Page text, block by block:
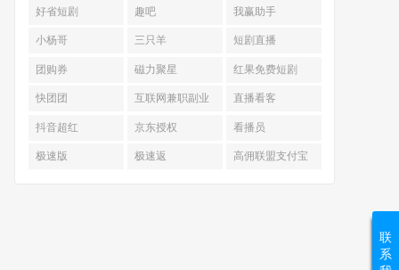
达人-短剧分销）
好省短剧 趣吧 我赢助手
小杨哥 三只羊 短剧直播
团购券 磁力聚星 红果免费短剧
快团团 互联网兼职副业
合集
直播看客
抖音超红 京东授权 看播员
极速版 极速返 高佣联盟支付宝
联
系